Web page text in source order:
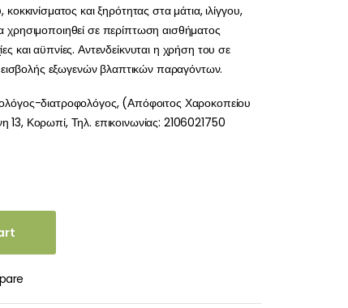
και ξηρότητας στα μάτια, ιλίγγου,
σε περίπτωση αισθήματος
και αϋπνίες. Αντενδείκνυται η χρήση του σε
εξωγενών βλαπτικών παραγόντων.
διατροφολόγος, (Απόφοιτος Χαροκοπείου
13, Κορωπί, Τηλ. επικοινωνίας: 2106021750